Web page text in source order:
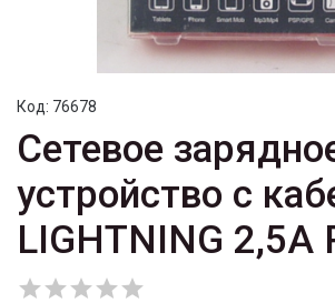
Код: 76678
Сетевое
устройство с
LIGHTNING 2,5A
